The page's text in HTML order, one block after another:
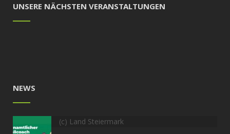
UNSERE NÄCHSTEN VERANSTALTUNGEN
NEWS
(c) Land Steiermark